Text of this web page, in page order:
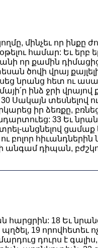
մինչեւ որ ինքը
համար: Եւ երբ
որ քամին դիմացից
ծովի վրայ
նրանց հետ ու
ինձ ջրի վրայով
Սակայն տեսնելով
իր ձեռքը,
33 Եւ
անցնելով ցամաք
բոլոր հիւանդներին
անգամ դիպան,
18 Եւ
19 որովհետեւ
դուրս է